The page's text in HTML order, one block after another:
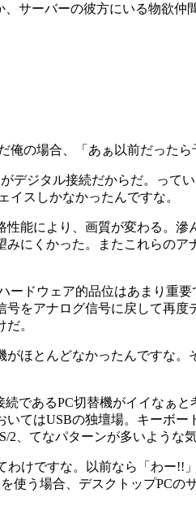
サーバーの彼方にいる物欲仲
俺の場合、「あぁ以前だったら
ジタル接続だからだ。って
スしかなかったんですな。
能により、画質が変わる。
にくかった。またこれらの
ドウェア的品位はあまり重
をアナログ信号に戻して再
。
ほとんどなかったんですな
であるPC切替機がイイなぁ
てはUSBの独壇場。キーボ
、てなパターンが多いような気
わけですな。以前なら「わー!!
使う場合、デスクトップPC